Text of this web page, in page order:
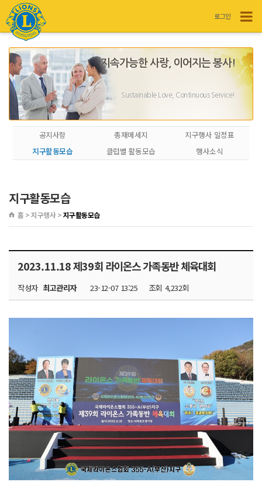
로그인
지속가능한 사랑, 이어지는 봉사!
Sustainable Love, Continuous Service!
공지사항 총재메세지
지구행사 일정표
지구활동모습
클럽별 활동모습 행사소식
지구활동모습
홈 > 지구행사 >지구활동모습
2023.11.18 제39회 라이온스 가족동반 체육대회
작성자 최고관리자 23-12-07 13:25 조회 4,232회